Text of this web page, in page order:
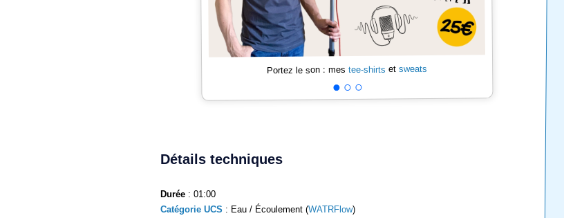
Portez le son : mestee-shirts etsweats
Détails techniques
Durée : 01:00
Catégorie UCS : Eau / Écoulement (WATRFlow)